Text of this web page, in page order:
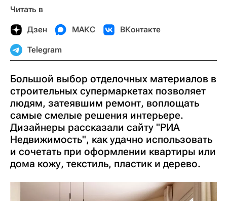
Читать в
Дзен МАКС ВКонтакте
Telegram
Большой выбор отделочных материалов в
строительных супермаркетах позволяет
людям, затеявшим ремонт, воплощать
самые смелые решения интерьере.
Дизайнеры рассказали сайту "РИА
Недвижимость", как удачно использовать
и сочетать при оформлении квартиры или
дома кожу, текстиль, пластик и дерево.